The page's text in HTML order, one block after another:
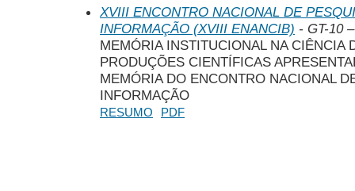
XVIII ENCONTRO NACIONAL DE
INFORMAÇÃO (XVIII ENANCIB) - GT-10
MEMÓRIA INSTITUCIONAL NA CIÊNCIA
PRODUÇÕES CIENTÍFICAS
MEMÓRIA DO ENCONTRO NACIONAL
INFORMAÇÃO
RESUMO PDF